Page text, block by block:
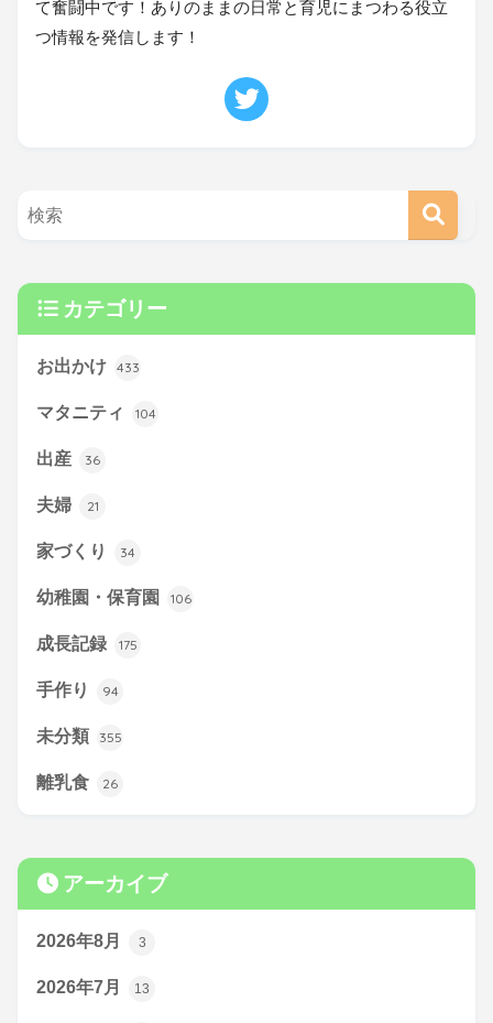
て奮闘中です！ありのままの日常と育児にまつわる役立
つ情報を発信します！
カテゴリー
お出かけ 433
マタニティ 104
出産 36
夫婦 21
家づくり 34
幼稚園・保育園 106
成長記録 175
手作り 94
未分類 355
離乳食 26
アーカイブ
2026年8月 3
2026年7月 13